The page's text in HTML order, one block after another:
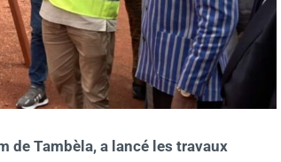
de Tambèla, a lancé les travaux